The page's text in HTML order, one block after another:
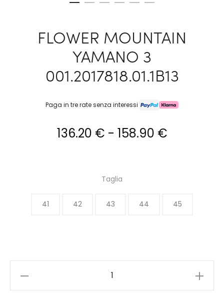
FLOWER MOUNTAIN
YAMANO 3
001.2017818.01.1B13
Paga in tre rate senza interessi
136.20 € - 158.90 €Fascia
da
158.90 €
Taglia
41 42 43 44 45